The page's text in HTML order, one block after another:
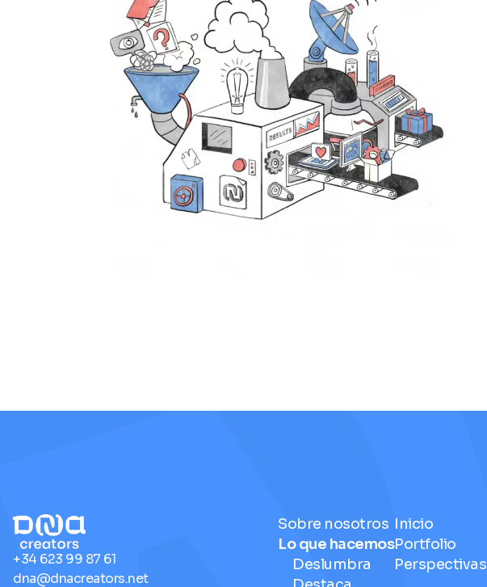
+34 623 99 87 61
dna@dnacreators.net
Sobre nosotros
Lo que hacemos
Deslumbra
Inicio
Portfolio
Perspectivas